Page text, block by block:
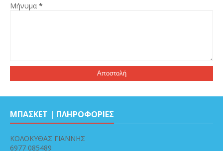
Μήνυμα *
ΜΠΑΣΚΕΤ | ΠΛΗΡΟΦΟΡΙΕΣ
ΚΟΛΟΚΥΘΑΣ ΓΙΑΝΝΗΣ
6977 085489